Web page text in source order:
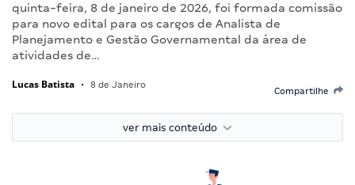
quinta-feira, 8 de janeiro de 2026, foi formada comissão
para novo edital para os cargos de Analista de
Planejamento e Gestão Governamental da área de
atividades de…
Lucas Batista • 8 de Janeiro
Compartilhe
ver mais conteúdo